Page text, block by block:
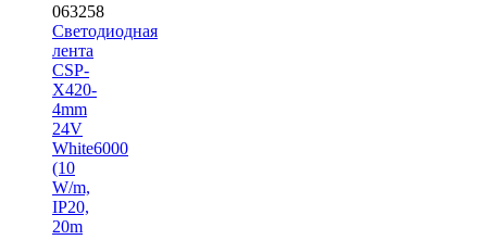
063258
Светодиодная
лента
CSP-
X420-
4mm
24V
White6000
(10
W/m,
IP20,
20m